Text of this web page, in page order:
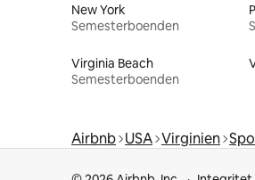
New York
Semesterboenden
Virginia Beach
Semesterboenden
Airbnb USA Virginien